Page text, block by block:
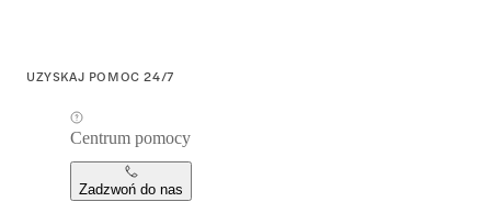
UZYSKAJ POMOC 24/7
Centrum pomocy
Zadzwoń do nas